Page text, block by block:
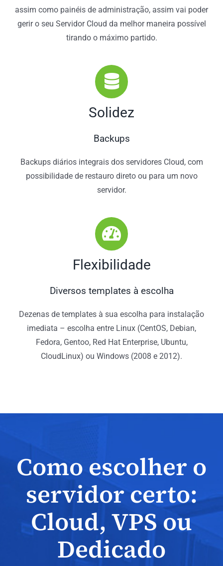
assim como painéis de administração, assim vai poder
gerir o seu Servidor Cloud da melhor maneira possível
tirando o máximo partido.
Solidez
Backups
Backups diários integrais dos servidores Cloud, com
possibilidade de restauro direto ou para um novo
servidor.
Flexibilidade
Diversos templates à escolha
Dezenas de templates à sua escolha para instalação
imediata – escolha entre Linux (CentOS, Debian,
Fedora, Gentoo, Red Hat Enterprise, Ubuntu,
CloudLinux) ou Windows (2008 e 2012).
Como escolher o
servidor certo:
Cloud, VPS ou
Dedicado